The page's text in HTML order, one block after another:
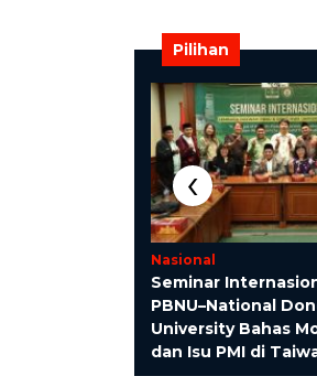
Pilihan
Nasional
Seminar
PBNU–National
University Bahas
dan Isu PMI di
‹